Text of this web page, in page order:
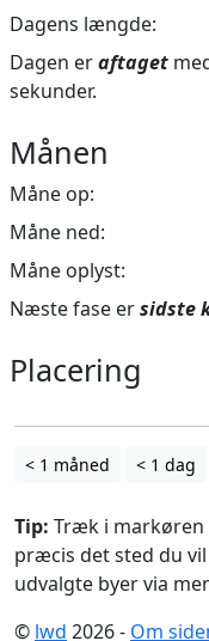
Dagens længde:
Dagen eraftaget
sekunder.
Månen
Måne op:
Måne ned:
Måne oplyst:
Næste fase ersidste
Placering
+
−
< 1 måned < 1 dag
Tip: Træk i markøren
præcis det sted du
udvalgte byer via
© lwd 2026 - Om